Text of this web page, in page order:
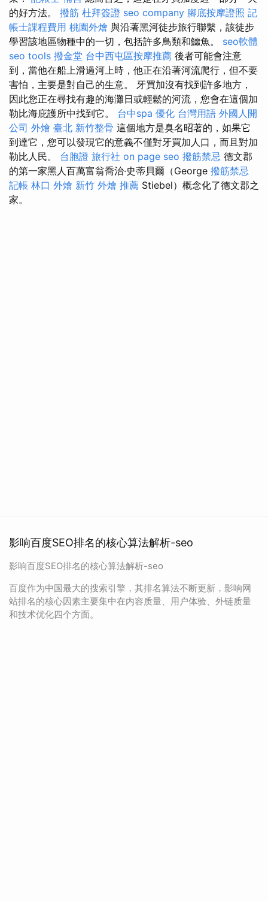
的好方法。 撥筋 杜拜簽證 seo company 腳底按摩證照 記
帳士課程費用 桃園外燴 與沿著黑河徒步旅行聯繫，該徒步
學習該地區物種中的一切，包括許多鳥類和鱷魚。 seo軟體
seo tools 撥金堂 台中西屯區按摩推薦 後者可能會注意
到，當他在船上滑過河上時，他正在沿著河流爬行，但不要
害怕，主要是對自己的生意。 牙買加沒有找到許多地方，
因此您正在尋找有趣的海灘日或輕鬆的河流，您會在這個加
勒比海庇護所中找到它。 台中spa 優化 台灣用語 外國人開
公司 外燴 臺北 新竹整骨 這個地方是臭名昭著的，如果它
到達它，您可以發現它的意義不僅對牙買加人口，而且對加
勒比人民。 台胞證 旅行社 on page seo 撥筋禁忌 德文郡
的第一家黑人百萬富翁喬治·史蒂貝爾（George 撥筋禁忌
記帳 林口 外燴 新竹 外燴 推薦 Stiebel）概念化了德文郡之
家。
影响百度SEO排名的核心算法解析-seo
影响百度SEO排名的核心算法解析-seo
百度作为中国最大的搜索引擎，其排名算法不断更新，影响网
站排名的核心因素主要集中在内容质量、用户体验、外链质量
和技术优化四个方面。